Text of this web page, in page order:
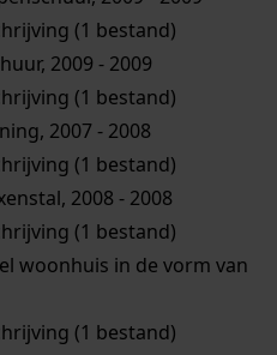
(1 bestand)
2009 - 2009
(1 bestand)
2007 - 2008
(1 bestand)
2008 - 2008
(1 bestand)
woonhuis in de vorm van
(1 bestand)